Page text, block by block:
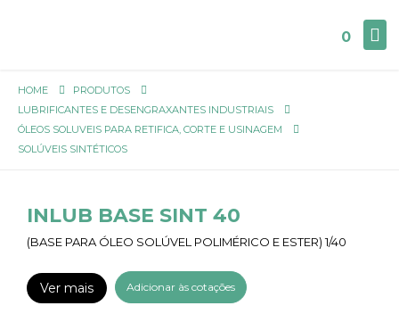
0
HOME
PRODUTOS
LUBRIFICANTES E DESENGRAXANTES INDUSTRIAIS
ÓLEOS SOLUVEIS PARA RETIFICA, CORTE E USINAGEM
SOLÚVEIS SINTÉTICOS
INLUB BASE SINT 40
(BASE PARA ÓLEO SOLÚVEL POLIMÉRICO E ESTER) 1/40
Ver mais Adicionar às cotações